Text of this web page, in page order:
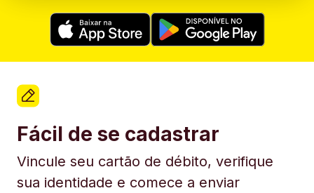
Fácil de se cadastrar
Vincule seu cartão de débito, verifique
sua identidade e comece a enviar